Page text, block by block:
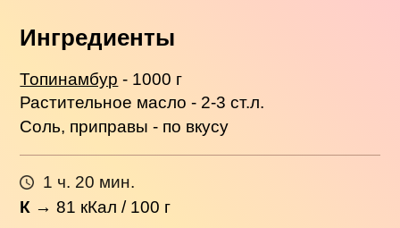
Ингредиенты
Топинамбур - 1000 г
Растительное масло - 2-3 ст.л.
Соль, приправы - по вкусу
1 ч. 20 мин.
К →81 кКал / 100 г